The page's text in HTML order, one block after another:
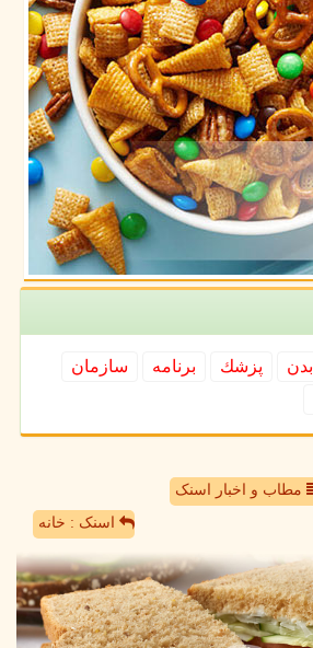
بدن پزشك برنامه
سازمان
مطاب و اخبار اسنک
اسنک : خانه